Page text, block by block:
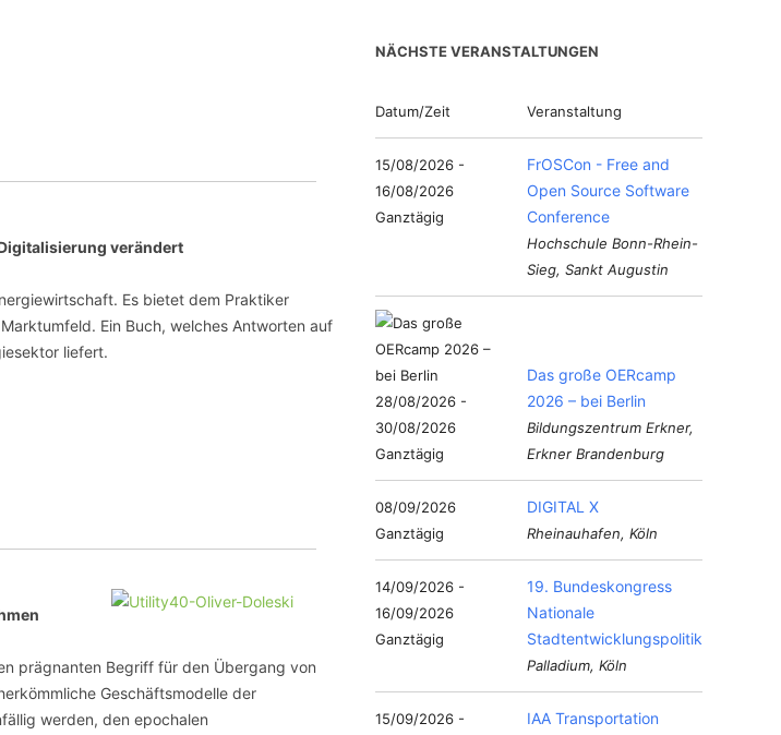
verändert
Es bietet dem Praktiker
Ein Buch, welches Antworten auf
liefert.
prägnanten Begriff für den Übergang von
Geschäftsmodelle der
werden, den epochalen
NÄCHSTE VERANSTALTUNGEN
Datum/Zeit Veranstaltung
15/08/2026 -
16/08/2026
Ganztägig
FrOSCon - Free and
Open Source Software
Conference
Hochschule Bonn-Rhein-
Sieg, Sankt Augustin
28/08/2026 -
30/08/2026
Ganztägig
Das große OERcamp
2026 – bei Berlin
Bildungszentrum Erkner,
Erkner Brandenburg
08/09/2026
Ganztägig
DIGITAL X
Rheinauhafen, Köln
14/09/2026 -
16/09/2026
Ganztägig
19. Bundeskongress
Nationale
Stadtentwicklungspolitik
Palladium, Köln
15/09/2026 -
IAA Transportation